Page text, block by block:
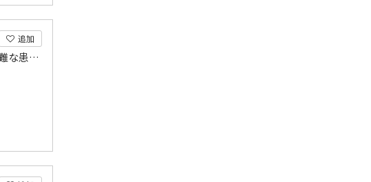
追加
睡眠時無呼吸外来、女性外来等もあるクリニック。通院が困難な患者さんの為往診もいたします